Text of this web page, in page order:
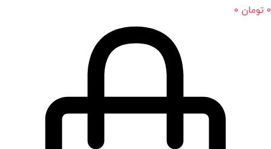
0 تومان 0